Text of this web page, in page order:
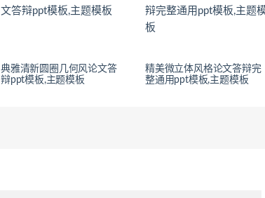
典雅清新圆圈几何风论文答
辩ppt模板,主题模板
精美微立体风格论文答辩完
整通用ppt模板,主题模板